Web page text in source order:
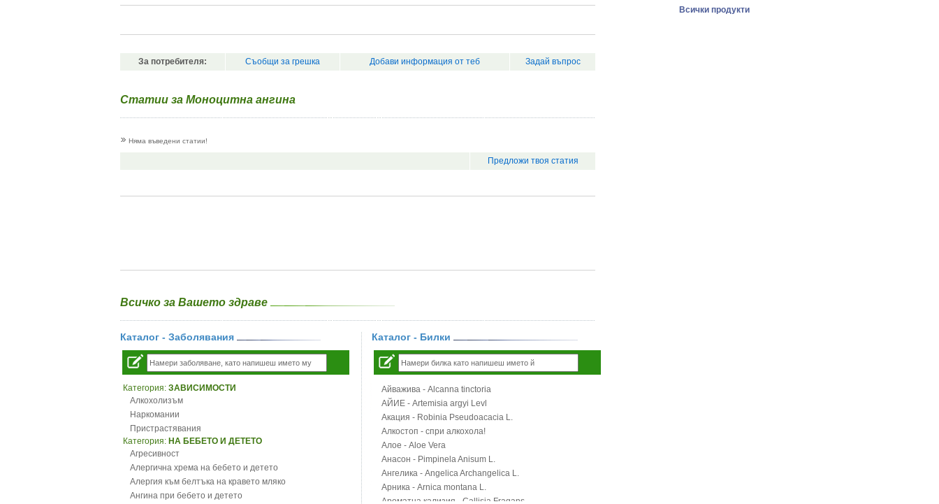
За потребителя: Съобщи за грешка Добави информация от теб Задай въпрос
Статии за Моноцитна ангина
Няма въведени статии!
Предложи твоя статия
Всичко за Вашето здраве
Каталог - Заболявания
Категория: ЗАВИСИМОСТИ
Алкохолизъм
Наркомании
Пристрастявания
Категория: НА БЕБЕТО И ДЕТЕТО
Агресивност
Алергична хрема на бебето и детето
Алергия към белтъка на кравето мляко
Ангина при бебето и детето
Каталог - Билки
Айважива - Alcanna tinctoria
АЙИЕ - Artemisia argyi Levl
Акация - Robinia Pseudoacacia L.
Алкостоп - спри алкохола!
Алое - Aloe Vera
Анасон - Pimpinela Anisum L.
Ангелика - Angelica Archangelica L.
Арника - Arnica montana L.
Ароматна кализия - Callisia Fragans
Всички продукти